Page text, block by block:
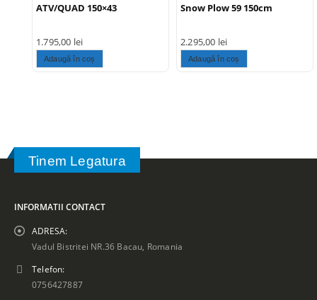
ATV/QUAD 150×43
1.795,00 lei
Adaugă în coș
Snow Plow 59 150cm
2.295,00 lei
Adaugă în coș
Tinem Legatura
INFORMATII CONTACT
ADRESA:
Vadul Bistritei NR.36 Bacau, Romania
Telefon:
0756427887